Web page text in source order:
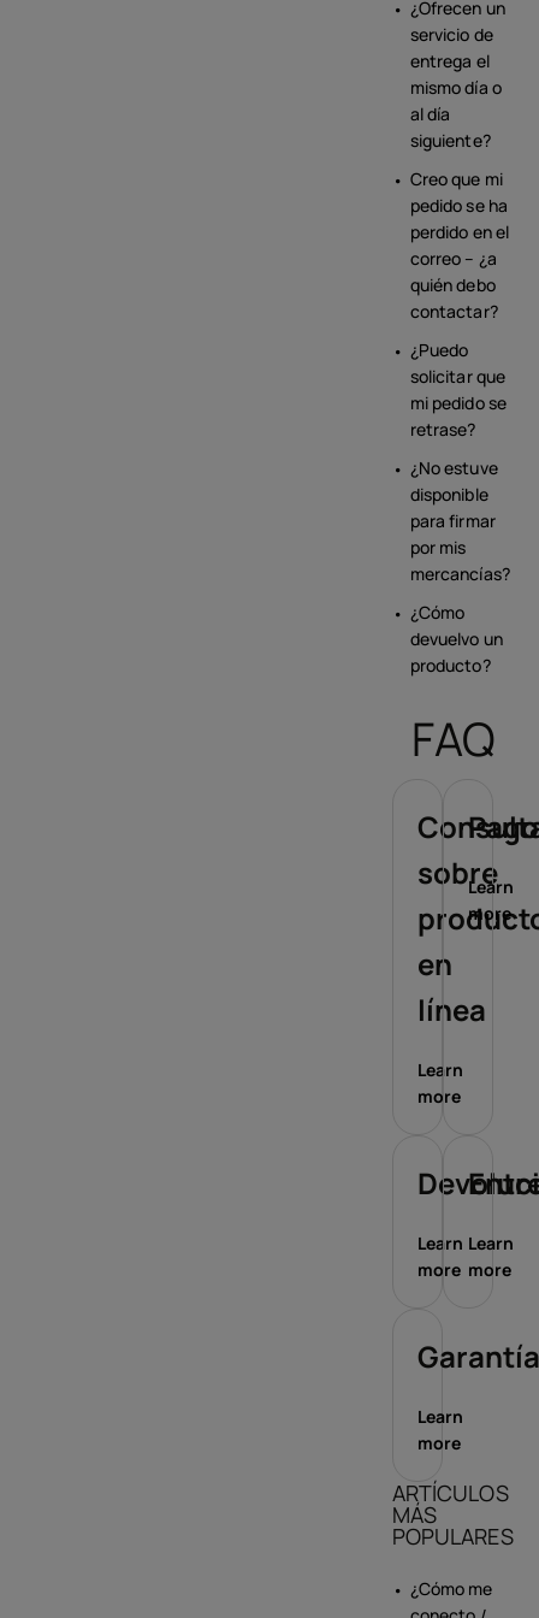
¿Ofrecen un
servicio de
entrega el
mismo día o
al día
siguiente?
Creo que mi
pedido se ha
perdido en el
correo – ¿a
quién debo
contactar?
¿Puedo
solicitar que
mi pedido se
retrase?
¿No estuve
disponible
para firmar
por mis
mercancías?
¿Cómo
devuelvo un
producto?
FAQ
sobre
en
línea
Learn
more
Learn
more
Learn
more
Learn
more
Learn
more
ARTÍCULOS
MÁS
POPULARES
¿Cómo me